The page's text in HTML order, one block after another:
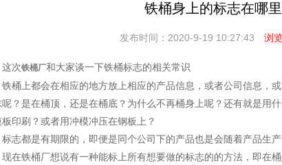
铁桶身上的标志在哪
发布时间：2020-9-19 10:27:43 浏
次铁桶厂和大家谈一下铁桶标志的相关常识
上都会在相应的地方放上相应的产品信息，或者公司信息，
呢？是在桶顶，还是在桶底？为什么不再桶身上呢？还有就是用
印刷？或者用冲模冲压在钢板上？
都是有期限的，即便是同个公司下的产品也是会随着产品生产
铁桶厂想说有一种能标上所有想要做的标志的的方法，即在